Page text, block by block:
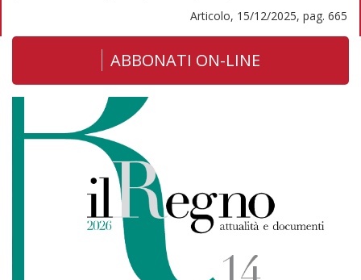
Articolo, 15/12/2025, pag. 665
ABBONATI ON-LINE